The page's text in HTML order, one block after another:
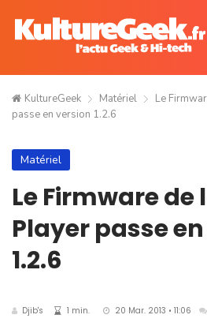
KultureGeek Matériel
Le
passe en version 1.2.6
Matériel
Le Firmware de
Player passe
1.2.6
Djib's 1 min. 20 Mar. 2013 • 11:06